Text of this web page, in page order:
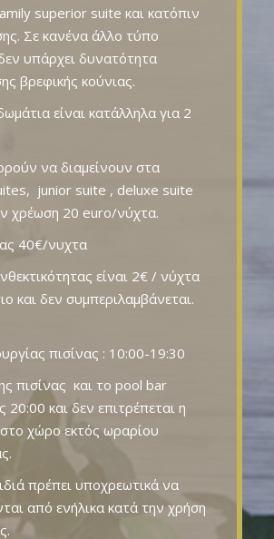
superior suite και κατόπιν
Σε κανένα άλλο τύπο
υπάρχει δυνατότητα
βρεφικής κούνιας.
είναι κατάλληλα για 2
να διαμείνουν στα
junior suite , deluxe suite
χρέωση 20 euro/νύχτα.
40€/νυχτα
είναι 2€ / νύχτα
και δεν συμπεριλαμβάνεται.
πισίνας : 10:00-19:30
πισίνας και το pool bar
20:00 και δεν επιτρέπεται η
χώρο εκτός ωραρίου
πρέπει υποχρεωτικά να
από ενήλικα κατά την χρήση